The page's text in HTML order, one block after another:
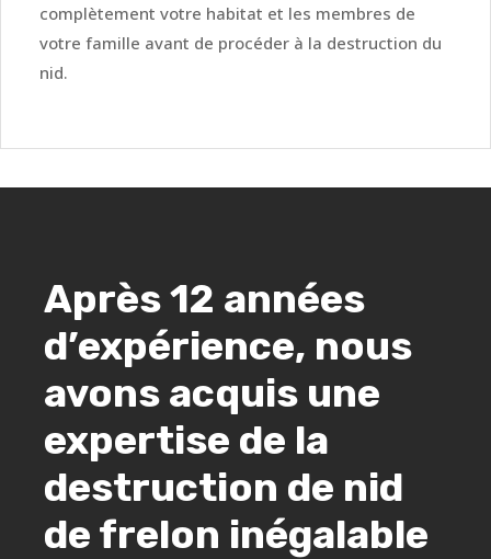
complètement votre habitat et les membres de
votre famille avant de procéder à la destruction du
nid.
Après 12 années
d’expérience, nous
avons acquis une
expertise de la
destruction de nid
de frelon inégalable